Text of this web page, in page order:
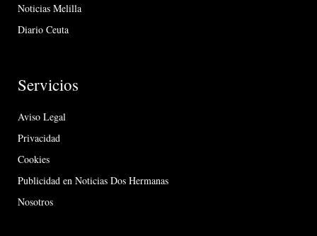
Noticias Melilla
Diario Ceuta
Servicios
Aviso Legal
Privacidad
Cookies
Publicidad en Noticias Dos Hermanas
Nosotros